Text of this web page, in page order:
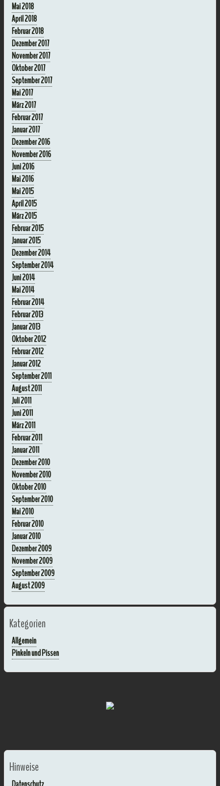
Mai 2018
April 2018
Februar 2018
Dezember 2017
November 2017
Oktober 2017
September 2017
Mai 2017
März 2017
Februar 2017
Januar 2017
Dezember 2016
November 2016
Juni 2016
Mai 2016
Mai 2015
April 2015
März 2015
Februar 2015
Januar 2015
Dezember 2014
September 2014
Juni 2014
Mai 2014
Februar 2014
Februar 2013
Januar 2013
Oktober 2012
Februar 2012
Januar 2012
September 2011
August 2011
Juli 2011
Juni 2011
März 2011
Februar 2011
Januar 2011
Dezember 2010
November 2010
Oktober 2010
September 2010
Mai 2010
Februar 2010
Januar 2010
Dezember 2009
November 2009
September 2009
August 2009
Kategorien
Allgemein
Pinkeln und Pissen
Hinweise